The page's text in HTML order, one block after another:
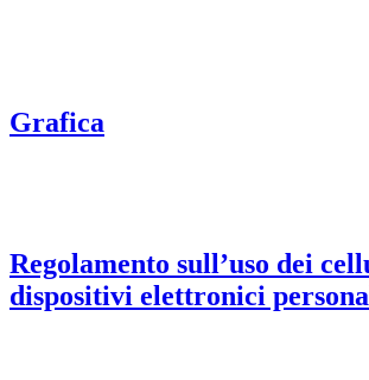
Grafica
Regolamento sull’uso dei
dispositivi elettronici